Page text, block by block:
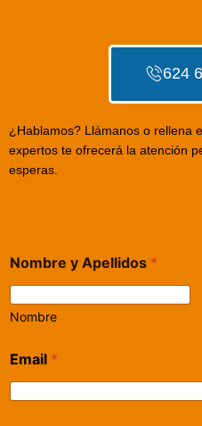
624
¿Hablamos? Llámanos o rellena
expertos te ofrecerá la atención
esperas.
Nombre y Apellidos *
Nombre
Email *